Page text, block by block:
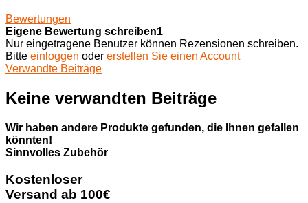
Bewertungen
Eigene Bewertung schreiben1
Nur eingetragene Benutzer können Rezensionen schreiben.
Bitte einloggen oder erstellen Sie einen Account
Verwandte Beiträge
Keine verwandten Beiträge
Wir haben andere Produkte gefunden, die Ihnen gefallen
könnten!
Sinnvolles Zubehör
Kostenloser
Versand ab 100€